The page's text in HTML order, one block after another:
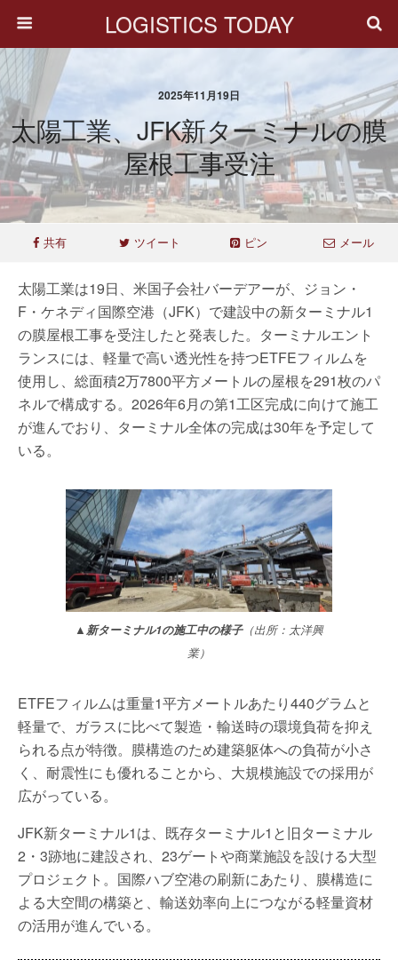
LOGISTICS TODAY
2025年11月19日
太陽工業、JFK新ターミナルの膜
屋根工事受注
共有 ツイート ピン メール
太陽工業は19日、米国子会社バーデアーが、ジョン・
F・ケネディ国際空港（JFK）で建設中の新ターミナル1
の膜屋根工事を受注したと発表した。ターミナルエント
ランスには、軽量で高い透光性を持つETFEフィルムを
使用し、総面積2万7800平方メートルの屋根を291枚のパ
ネルで構成する。2026年6月の第1工区完成に向けて施工
が進んでおり、ターミナル全体の完成は30年を予定して
いる。
▲新ターミナル1の施工中の様子（出所：太洋興
業）
ETFEフィルムは重量1平方メートルあたり440グラムと
軽量で、ガラスに比べて製造・輸送時の環境負荷を抑え
られる点が特徴。膜構造のため建築躯体への負荷が小さ
く、耐震性にも優れることから、大規模施設での採用が
広がっている。
JFK新ターミナル1は、既存ターミナル1と旧ターミナル
2・3跡地に建設され、23ゲートや商業施設を設ける大型
プロジェクト。国際ハブ空港の刷新にあたり、膜構造に
よる大空間の構築と、輸送効率向上につながる軽量資材
の活用が進んでいる。